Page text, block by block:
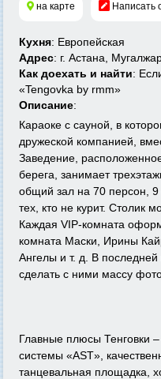
на карте Написать
Кухня: Европейская
Адрес: г. Астана,
Как доехать и найти:
«Tengovka by rmm»
Описание:
Караоке с сауной, в
дружеской компанией,
Заведение,
берега, занимает
общий зал на 70 персон, 9
тех, кто не курит. Столик
Каждая VIP-комната
комната Маски, Ирины
Ангелы и т. д. В
сделать с ними массу
Главные плюсы Тенговки
системы «AST»,
танцевальная площадка,